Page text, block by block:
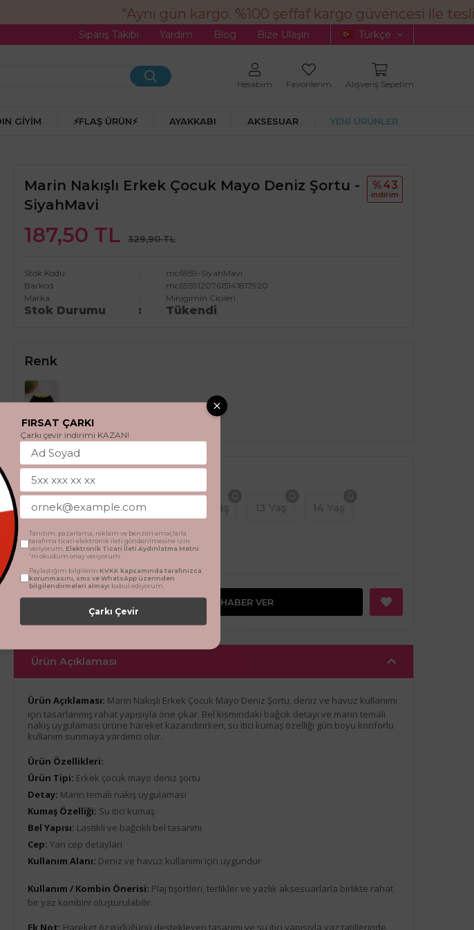
"Aynı gün kargo. %100 şeffaf kargo güvencesi ile
Sipariş Takibi Yardım Blog Bize Ulaşın Türkçe
Hesabım Favorilerim Alışveriş Sepetim
GIYIM ⚡FLAŞ ÜRÜN⚡ AYAKKABI AKSESUAR YENİ ÜRÜNLER
Marin Nakışlı Erkek Çocuk Mayo Deniz Şortu -
SiyahMavi
187,50 TL 329,90 TL
%43
i̇ndi̇ri̇m
Stok Kodu
mc6959-SiyahMavi
Barkod
mc69591207615141817920
Marka
Minigimin Cicileri
Stok Durumu Tükendi
Renk
Beden
9 Yaş 10 Yaş 11 Yaş
15 Yaş 16 Yaş
GELINCE HABER VER
Ürün Açıklaması
Ürün Açıklaması: Marin Nakışlı Erkek Çocuk Mayo Deniz Şortu, deniz ve havuz kullanımı
için tasarlanmış rahat yapısıyla öne çıkar. Bel kısmındaki bağcık detayı ve marin temalı
nakış uygulaması ürüne hareket kazandırırken, su itici kumaş özelliği gün boyu konforlu
kullanım sunmaya yardımcı olur.
Ürün Özellikleri:
Ürün Tipi: Erkek çocuk mayo deniz şortu
Detay: Marin temalı nakış uygulaması
Kumaş Özelliği: Su itici kumaş
Bel Yapısı: Lastikli ve bağcıklı bel tasarımı
Cep: Yan cep detayları
Kullanım Alanı: Deniz ve havuz kullanımı için uygundur
Kullanım / Kombin Önerisi: Plaj tişörtleri, terlikler ve yazlık aksesuarlarla birlikte rahat
bir yaz kombini oluşturulabilir.
Ek Not: Hareket özgürlüğünü destekleyen tasarımı ve su itici yapısıyla yaz tatillerinde
FIRSAT ÇARKI
Çarkı çevir indirimi KAZAN!
Tanıtım, pazarlama, reklam ve benzeri amaçlarla
tarafıma ticari elektronik ileti gönderilmesine izin
veriyorum. Elektronik Ticari İleti Aydınlatma Metni
'ni okudum onay veriyorum.
Paylaştığım bilgilerin KVKK kapsamında tarafınızca
korunmasını, sms ve WhatsApp üzerinden
bilgilendirmeleri almayı kabul ediyorum.
Çarkı Çevir